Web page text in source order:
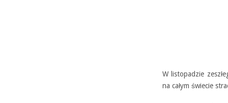
W listopadzie
na całym świecie